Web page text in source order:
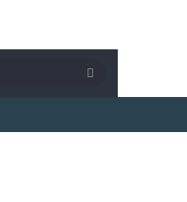
Arama
...